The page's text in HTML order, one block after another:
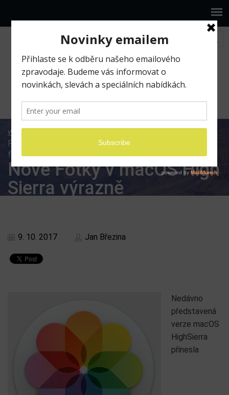
www.ilumio.cz
Nové
Fotky v macOS High Sierra výrazně zjednodušily import
fotek
Nové Fotky v macOS High
Sierra výrazně
9. 10. 2017 Jan Březina
Nedávno
představená
verze macOS
HighSierra
přinesla